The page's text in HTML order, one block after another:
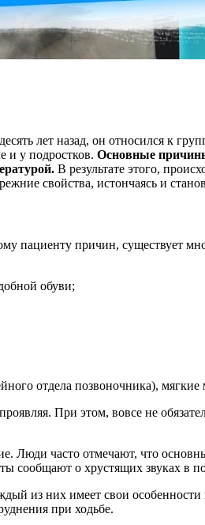
лет назад, он относился к
и у подростков. Основные
В результате этого,
свойства, истончаясь и
пациенту причин, существует
обуви;
отдела позвоночника), мягкие
При этом, вовсе не
Люди часто отмечают, что
о хрустящих звуках в
из них имеет свои
при ходьбе.